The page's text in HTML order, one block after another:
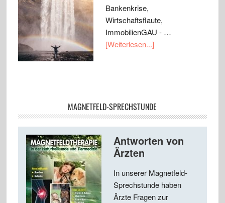
Bankenkrise,
Wirtschaftsflaute,
ImmobilienGAU - …
[Weiterlesen...]
MAGNETFELD-SPRECHSTUNDE
Antworten von
Ärzten
In unserer Magnetfeld-
Sprechstunde haben
Ärzte Fragen zur